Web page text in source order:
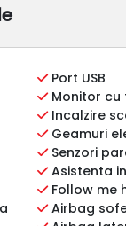
Port USB
Monitor cu
Incalzire
Geamuri
Senzori
Asistenta
Follow me
Airbag